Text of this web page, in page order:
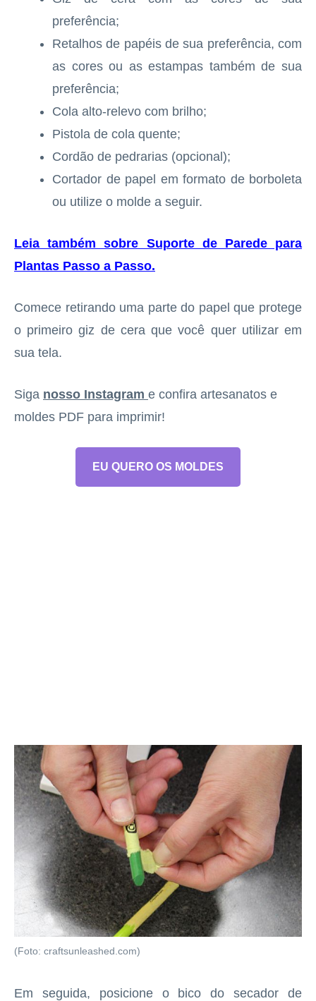
preferência;
Retalhos de papéis de sua preferência, com
as cores ou as estampas também de sua
preferência;
Cola alto-relevo com brilho;
Pistola de cola quente;
Cordão de pedrarias (opcional);
Cortador de papel em formato de borboleta
ou utilize o molde a seguir.
Leia também sobre Suporte de Parede para
Plantas Passo a Passo.
Comece retirando uma parte do papel que protege
o primeiro giz de cera que você quer utilizar em
sua tela.
Siga nosso Instagram e confira artesanatos e
moldes PDF para imprimir!
EU QUERO OS MOLDES
(Foto: craftsunleashed.com)
Em seguida, posicione o bico do secador de